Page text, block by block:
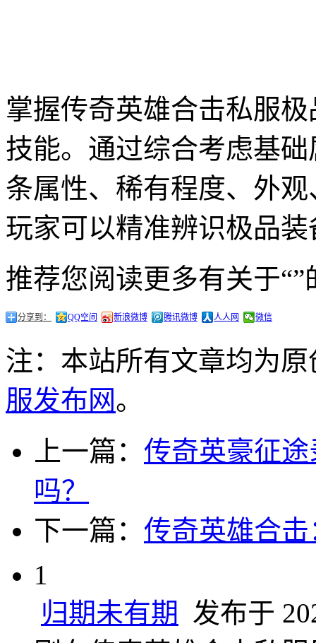
掌握传奇英雄合击私服
技能。通过综合考虑基
条属性、稀有程度、外
玩家可以精准辨识极品
推荐您阅读更多有关于“”
分享到： QQ空间 新浪微博 腾讯微博 人人网 微信
注：本站所有文章均为
服发布网。
上一篇： 传奇英豪征
吗？
下一篇： 传奇英雄合
1
归期未有期
发布于